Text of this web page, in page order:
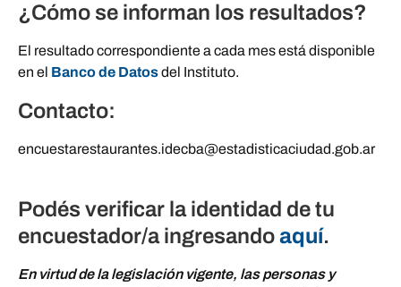
¿Cómo se informan los resultados?
El resultado correspondiente a cada mes está disponible
en el Banco de Datosdel Instituto.
Contacto:
encuestarestaurantes.idecba@estadisticaciudad.gob.ar
Podés verificar la identidad de tu
encuestador/a ingresandoaquí.
En virtud de la legislación vigente, las personas y